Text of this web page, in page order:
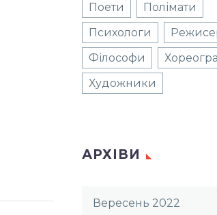
Поети
Полімати
Психологи
Філософи
Художники
АРХІВИ
Вересень 2022